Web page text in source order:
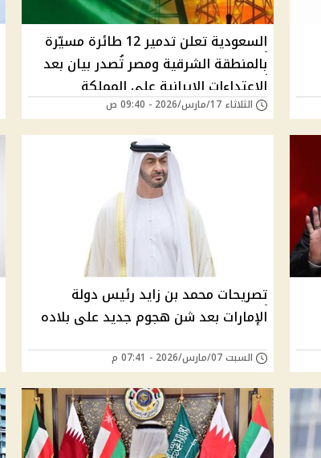
السعودية تعلن تدمير 12 طائرة مسيّرة
بالمنطقة الشرقية ومصر تُصدر بيان بعد
الاعتداءات الإيرانية علي المملكة
الثلاثاء 17/مارس/2026 - 09:40 ص
تصريحات محمد بن زايد رئيس دولة
الإمارات بعد شن هجوم جديد على بلاده
السبت 07/مارس/2026 - 07:41 م